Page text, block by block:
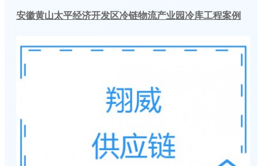
安徽黄山太平经济开发区冷链物流产业园冷库工程案例